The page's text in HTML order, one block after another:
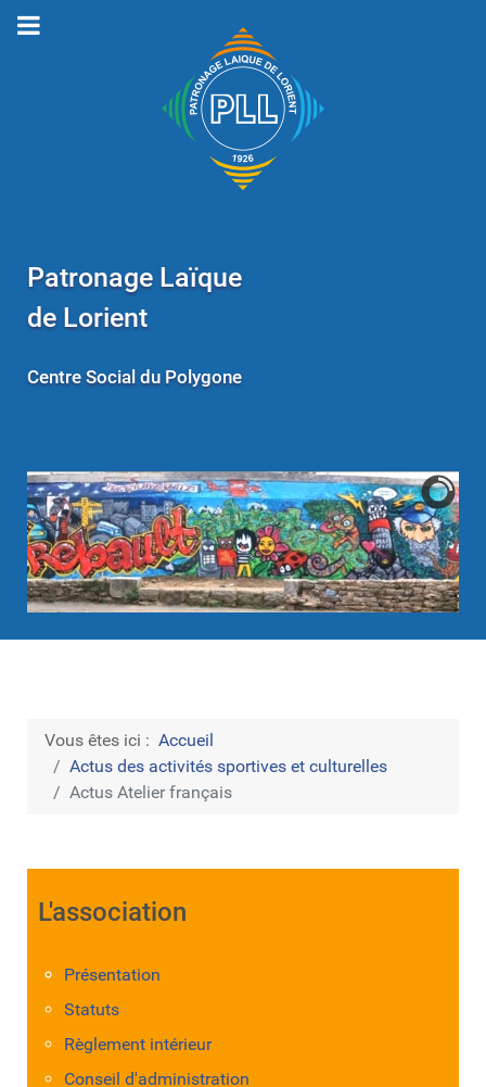
Patronage Laïque
de Lorient
Centre Social du Polygone
Vous êtes ici : Accueil
Actus des activités sportives et culturelles
Actus Atelier français
L'association
Présentation
Statuts
Règlement intérieur
Conseil d'administration